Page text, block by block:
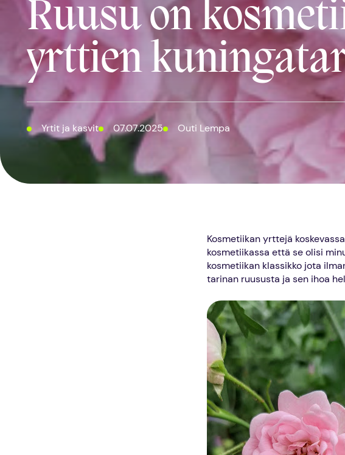
Ruusu on
yrttien
Yrtit ja kasvit 07.07.2025 Outi Lempa
Kosmetiikan yrttejä
kosmetiikassa että se olisi
kosmetiikan klassikko jota
tarinan ruususta ja sen ihoa